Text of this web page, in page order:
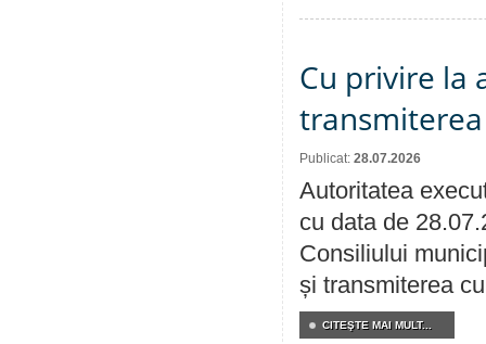
Cu privire la
Publicat: 28.07.2026
Autoritatea
cu data de
Consiliului
și transmiterea
CITEŞTE MAI MULT...